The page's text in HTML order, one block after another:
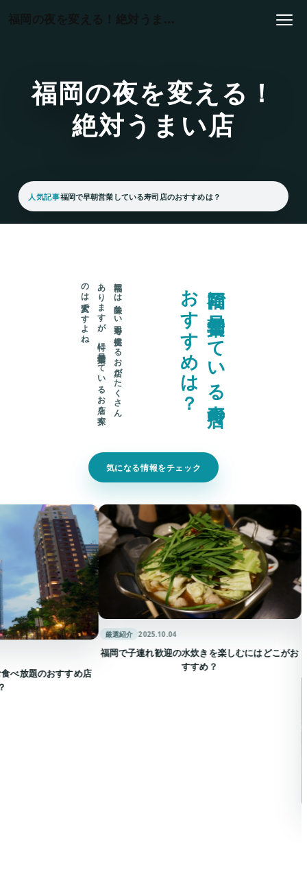
福岡の夜を変える！
絶対うまい店
人気記事福岡で早朝営業している寿司店のおすすめは？
福
岡
で
早
朝
営
業
し
て
い
る
寿
司
店
の
お
す
す
め
は
？
福岡に
は
美味し
い
寿司を
提供す
る
お
店が
た
く
さ
ん
あ
り
ま
す
が
、
特に
早朝営業し
て
い
る
お
店を
探す
の
は
大変で
す
よ
ね
。
気になる情報をチェック
おすすめ店
厳選紹介 2025.10.04
福岡で子連れ歓迎の水炊きを楽しむにはどこがお